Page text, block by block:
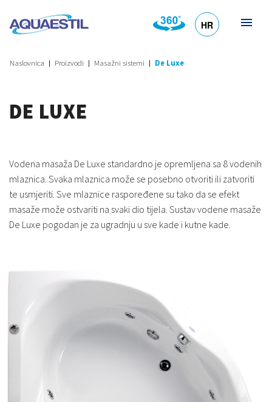
HR
Naslovnica Proizvodi Masažni sistemi De Luxe
DE LUXE
Vodena masaža De Luxe standardno je opremljena sa 8 vodenih
mlaznica. Svaka mlaznica može se posebno otvoriti ili zatvoriti
te usmjeriti. Sve mlaznice raspoređene su tako da se efekt
masaže može ostvariti na svaki dio tijela. Sustav vodene masaže
De Luxe pogodan je za ugradnju u sve kade i kutne kade.